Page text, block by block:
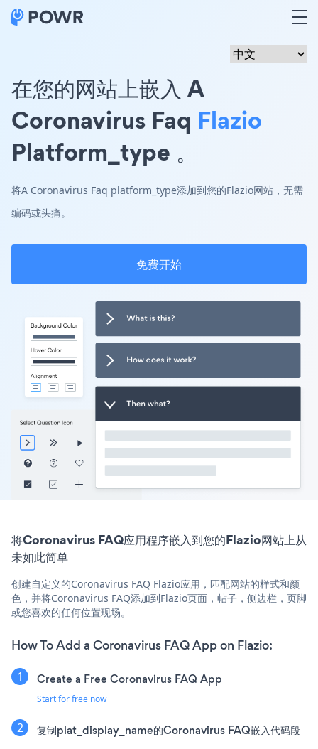
在您的网站上嵌入 A
Coronavirus Faq Flazio
Platform_type 。
将A Coronavirus Faq platform_type添加到您的Flazio网站，无需
编码或头痛。
免费开始
将Coronavirus FAQ应用程序嵌入到您的Flazio网站上从
未如此简单
创建自定义的Coronavirus FAQ Flazio应用，匹配网站的样式和颜
色，并将Coronavirus FAQ添加到Flazio页面，帖子，侧边栏，页脚
或您喜欢的任何位置现场。
How To Add a Coronavirus FAQ App on Flazio:
Create a Free Coronavirus FAQ App
Start for free now
复制plat_display_name的Coronavirus FAQ嵌入代码段